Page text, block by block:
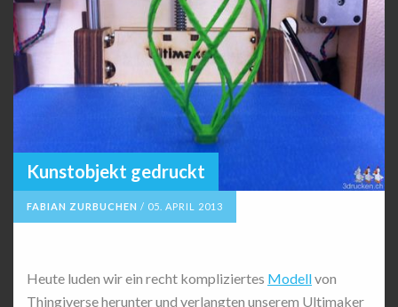
Kunstobjekt gedruckt
FABIAN ZURBUCHEN / 05. APRIL 2013
Heute luden wir ein recht kompliziertes Modellvon
Thingiverse herunter und verlangten unserem Ultimaker